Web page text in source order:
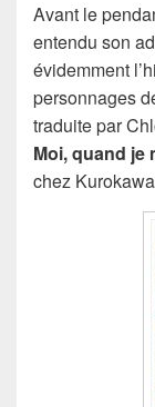
Avant le
entendu son
évidemment
personnages
traduite par
Moi, quand je
chez